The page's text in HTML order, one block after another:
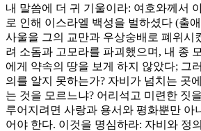
내 말씀에 더 귀 기울이라: 여호와께서
로 인해 이스라엘 백성을 벌하셨다 (출
사울을 그의 교만과 우상숭배로 폐위시
려 소돔과 고모라를 파괴했으며, 내 종
에게 약속의 땅을 보게 하지 않았다; 그
의를 알지 못하는가? 자비가 넘치는 곳
는 것을 모르느냐? 어리석고 미련한 짓
루어지려면 사랑과 용서와 평화뿐만 아
어야 한다. 이것을 명심하라: 자비와 정